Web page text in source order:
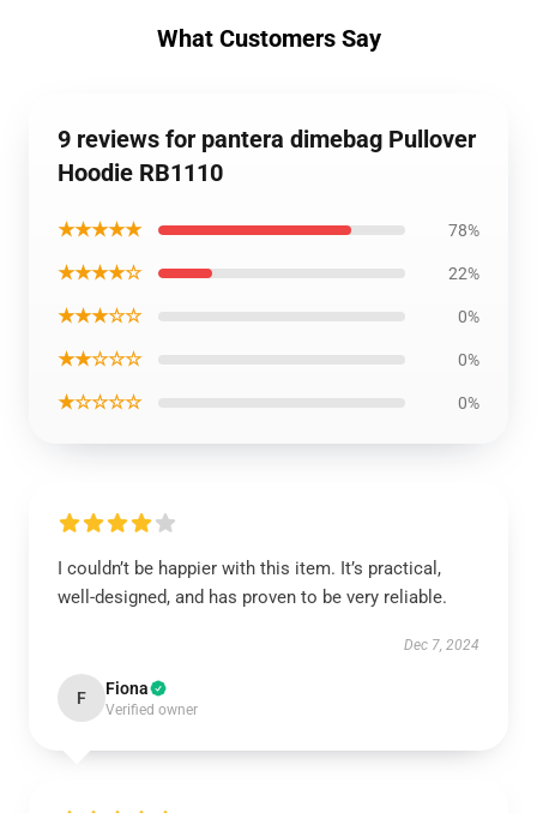
What Customers Say
9 reviews for pantera dimebag Pullover
Hoodie RB1110
★★★★★ 78%
★★★★☆ 22%
★★★☆☆ 0%
★★☆☆☆ 0%
★☆☆☆☆ 0%
I couldn’t be happier with this item. It’s practical,
well-designed, and has proven to be very reliable.
Dec 7, 2024
F Fiona
Verified owner